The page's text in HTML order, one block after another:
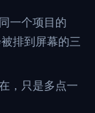
一个项目的
排到屏幕的三
，只是多点一